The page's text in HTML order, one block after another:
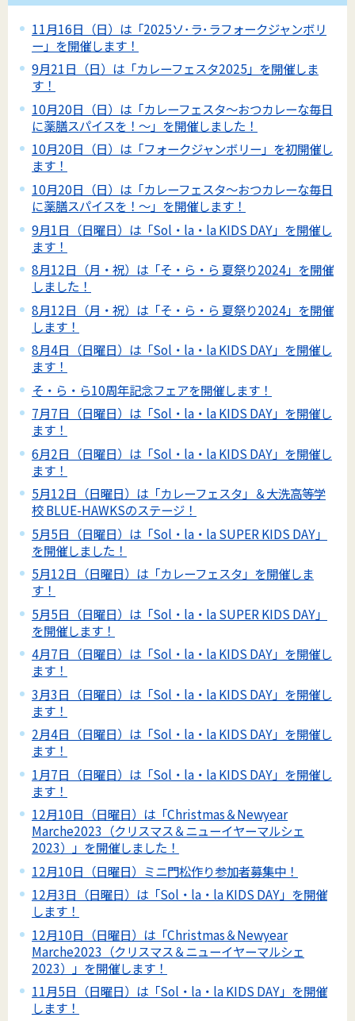
11月16日（日）は「2025ソ･ラ･ラフォークジャンボリ
ー」を開催します！
9月21日（日）は「カレーフェスタ2025」を開催しま
す！
10月20日（日）は「カレーフェスタ～おつカレーな毎日
に薬膳スパイスを！～」を開催しました！
10月20日（日）は「フォークジャンボリー」を初開催し
ます！
10月20日（日）は「カレーフェスタ～おつカレーな毎日
に薬膳スパイスを！～」を開催します！
9月1日（日曜日）は「Sol・la・la KIDS DAY」を開催し
ます！
8月12日（月・祝）は「そ・ら・ら 夏祭り2024」を開催
しました！
8月12日（月・祝）は「そ・ら・ら 夏祭り2024」を開催
します！
8月4日（日曜日）は「Sol・la・la KIDS DAY」を開催し
ます！
そ・ら・ら10周年記念フェアを開催します！
7月7日（日曜日）は「Sol・la・la KIDS DAY」を開催し
ます！
6月2日（日曜日）は「Sol・la・la KIDS DAY」を開催し
ます！
5月12日（日曜日）は「カレーフェスタ」＆大洗高等学
校 BLUE-HAWKSのステージ！
5月5日（日曜日）は「Sol・la・la SUPER KIDS DAY」
を開催しました！
5月12日（日曜日）は「カレーフェスタ」を開催しま
す！
5月5日（日曜日）は「Sol・la・la SUPER KIDS DAY」
を開催します！
4月7日（日曜日）は「Sol・la・la KIDS DAY」を開催し
ます！
3月3日（日曜日）は「Sol・la・la KIDS DAY」を開催し
ます！
2月4日（日曜日）は「Sol・la・la KIDS DAY」を開催し
ます！
1月7日（日曜日）は「Sol・la・la KIDS DAY」を開催し
ます！
12月10日（日曜日）は「Christmas＆Newyear
Marche2023（クリスマス＆ニューイヤーマルシェ
2023）」を開催しました！
12月10日（日曜日）ミニ門松作り参加者募集中！
12月3日（日曜日）は「Sol・la・la KIDS DAY」を開催
します！
12月10日（日曜日）は「Christmas＆Newyear
Marche2023（クリスマス＆ニューイヤーマルシェ
2023）」を開催します！
11月5日（日曜日）は「Sol・la・la KIDS DAY」を開催
します！